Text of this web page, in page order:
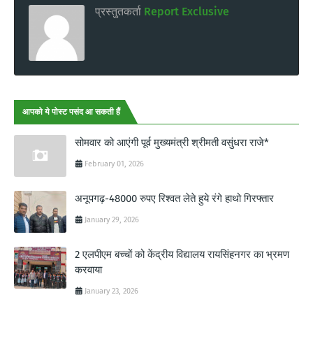
प्रस्तुतकर्ता Report Exclusive
आपको ये पोस्ट पसंद आ सकती हैं
सोमवार को आएंगी पूर्व मुख्यमंत्री श्रीमती वसुंधरा राजे*
February 01, 2026
अनूपगढ़-48000 रुपए रिश्वत लेते हुये रंगे हाथो गिरफ्तार
January 29, 2026
2 एलपीएम बच्चों को केंद्रीय विद्यालय रायसिंहनगर का भ्रमण
करवाया
January 23, 2026